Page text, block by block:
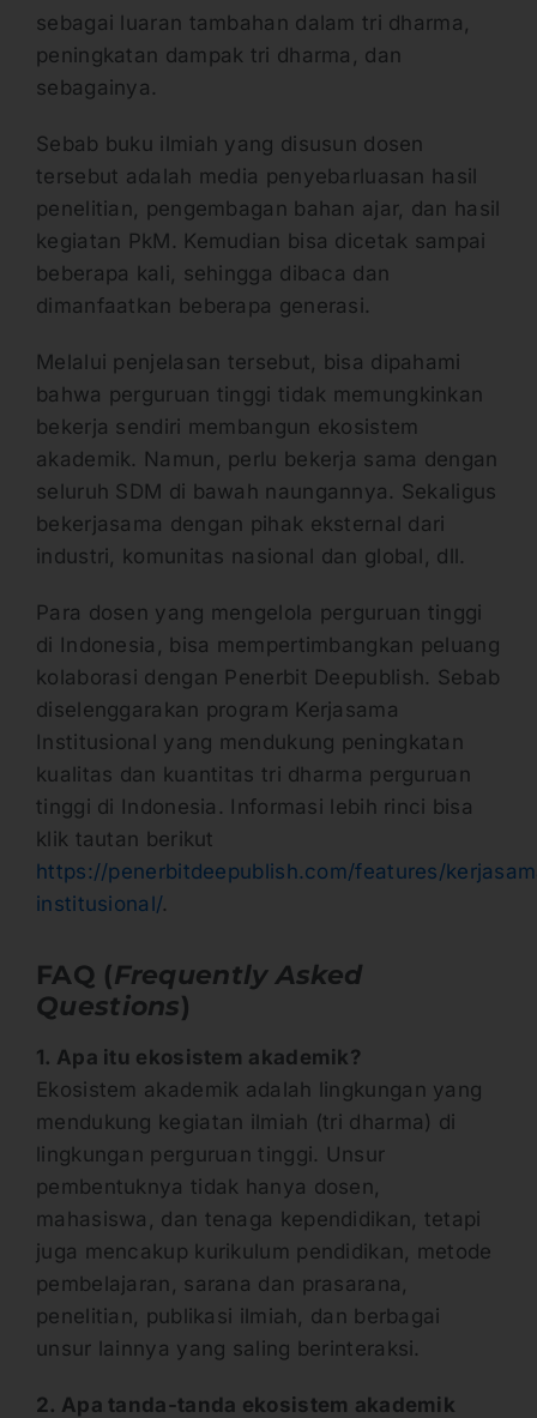
sebagai luaran tambahan dalam tri dharma,
peningkatan dampak tri dharma, dan
sebagainya.
Sebab buku ilmiah yang disusun dosen
tersebut adalah media penyebarluasan hasil
penelitian, pengembagan bahan ajar, dan hasil
kegiatan PkM. Kemudian bisa dicetak sampai
beberapa kali, sehingga dibaca dan
dimanfaatkan beberapa generasi.
Melalui penjelasan tersebut, bisa dipahami
bahwa perguruan tinggi tidak memungkinkan
bekerja sendiri membangun ekosistem
akademik. Namun, perlu bekerja sama dengan
seluruh SDM di bawah naungannya. Sekaligus
bekerjasama dengan pihak eksternal dari
industri, komunitas nasional dan global, dll.
Para dosen yang mengelola perguruan tinggi
di Indonesia, bisa mempertimbangkan peluang
kolaborasi dengan Penerbit Deepublish. Sebab
diselenggarakan program Kerjasama
Institusional yang mendukung peningkatan
kualitas dan kuantitas tri dharma perguruan
tinggi di Indonesia. Informasi lebih rinci bisa
klik tautan berikut
https://penerbitdeepublish.com/features/
institusional/.
FAQ (Frequently Asked
Questions)
1. Apa itu ekosistem akademik?
Ekosistem akademik adalah lingkungan yang
mendukung kegiatan ilmiah (tri dharma) di
lingkungan perguruan tinggi. Unsur
pembentuknya tidak hanya dosen,
mahasiswa, dan tenaga kependidikan, tetapi
juga mencakup kurikulum pendidikan, metode
pembelajaran, sarana dan prasarana,
penelitian, publikasi ilmiah, dan berbagai
unsur lainnya yang saling berinteraksi.
2. Apa tanda-tanda ekosistem akademik